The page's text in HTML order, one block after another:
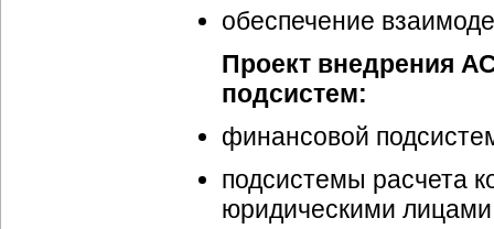
обеспечение
Проект внедрения
подсистем:
финансовой
подсистемы расчета
юридическими лицами